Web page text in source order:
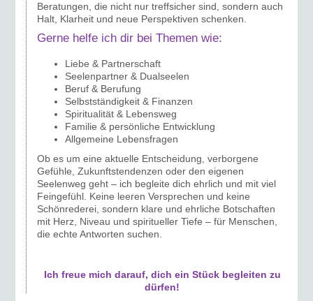
Beratungen, die nicht nur treffsicher sind, sondern auch
Halt, Klarheit und neue Perspektiven schenken.
Gerne helfe ich dir bei Themen wie:
Liebe & Partnerschaft
Seelenpartner & Dualseelen
Beruf & Berufung
Selbstständigkeit & Finanzen
Spiritualität & Lebensweg
Familie & persönliche Entwicklung
Allgemeine Lebensfragen
Ob es um eine aktuelle Entscheidung, verborgene
Gefühle, Zukunftstendenzen oder den eigenen
Seelenweg geht – ich begleite dich ehrlich und mit viel
Feingefühl. Keine leeren Versprechen und keine
Schönrederei, sondern klare und ehrliche Botschaften
mit Herz, Niveau und spiritueller Tiefe – für Menschen,
die echte Antworten suchen.
Ich freue mich darauf, dich ein Stück begleiten zu
dürfen!